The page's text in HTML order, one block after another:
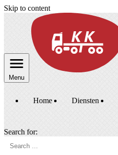
Skip to content
Menu
Home Diensten
Search for: